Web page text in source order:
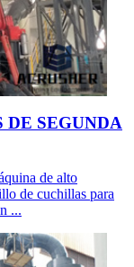
SEGUNDA
de alto
de cuchillas para
...